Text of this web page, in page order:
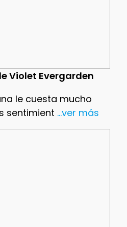
Violet Evergarden
le cuesta mucho
sentimient ...ver más